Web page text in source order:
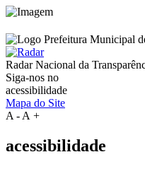
Radar Nacional da
Siga-nos no
acessibilidade
Mapa do Site
A-A +
acessibilidade